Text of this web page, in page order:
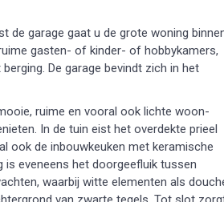
de garage gaat u de grote woning
gasten- of kinder- of hobbykamers,
De garage bevindt zich in het
ruime en vooral ook lichte woon-
In de tuin eist het overdekte prieel
ook de inbouwkeuken met keramische
is eveneens het doorgeefluik tussen
waarbij witte elementen als